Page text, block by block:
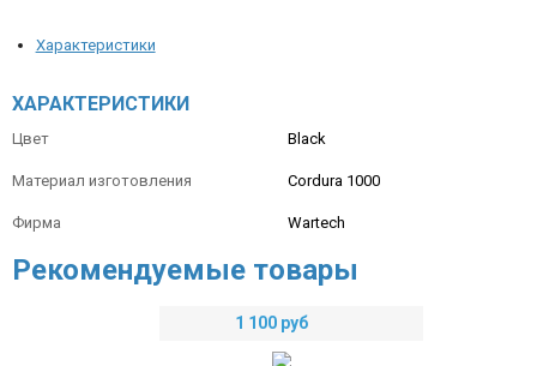
Характеристики
ХАРАКТЕРИСТИКИ
Цвет Black
Материал изготовления Cordura 1000
Фирма Wartech
Рекомендуемые товары
1 100 руб